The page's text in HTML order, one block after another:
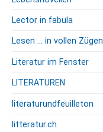
Lector in fabula
Lesen … in vollen Zügen
Literatur im Fenster
LITERATUREN
literaturundfeuilleton
litteratur.ch